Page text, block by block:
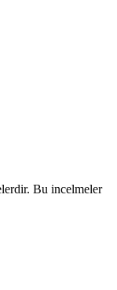
Bu incelmeler